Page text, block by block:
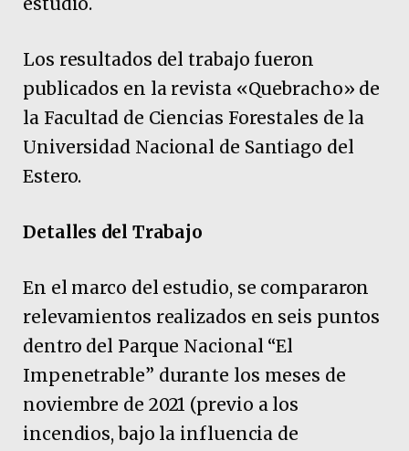
Los resultados del trabajo fueron
publicados en la revista «Quebracho» de
la Facultad de Ciencias Forestales de la
Universidad Nacional de Santiago del
Estero.
Detalles del Trabajo
En el marco del estudio, se compararon
relevamientos realizados en seis puntos
dentro del Parque Nacional “El
Impenetrable” durante los meses de
noviembre de 2021 (previo a los
incendios, bajo la influencia de